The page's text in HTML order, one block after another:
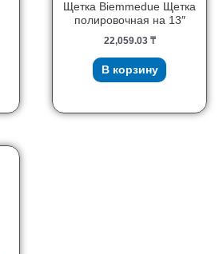
Щетка Biemmedue Щетка
полировочная на 13″
22,059.03 ₸
В корзину